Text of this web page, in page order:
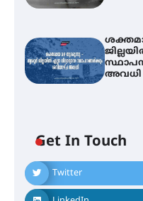
അവധി
Get In Touch
Twitter
തൃശൂർ